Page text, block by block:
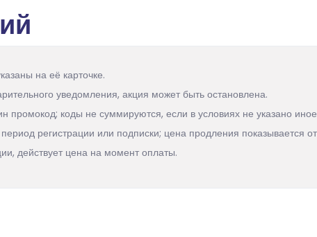
на её карточке.
уведомления, акция может быть остановлена.
промокод; коды не суммируются, если в условиях не указано
регистрации или подписки; цена продления показывается
действует цена на момент оплаты.